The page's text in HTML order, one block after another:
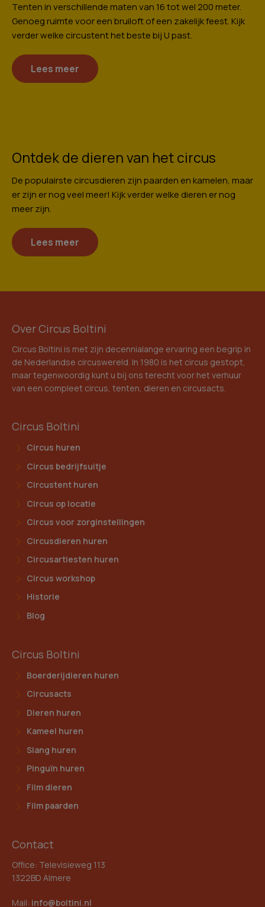
Tenten in verschillende maten van 16 tot wel 200 meter.
Genoeg ruimte voor een bruiloft of een zakelijk feest. Kijk
verder welke circustent het beste bij U past.
Lees meer
Ontdek de dieren van het circus
De populairste circusdieren zijn paarden en kamelen, maar
er zijn er nog veel meer! Kijk verder welke dieren er nog
meer zijn.
Lees meer
Over Circus Boltini
Circus Boltini is met zijn decennialange ervaring een begrip in
de Nederlandse circuswereld. In 1980 is het circus gestopt,
maar tegenwoordig kunt u bij ons terecht voor het verhuur
van een compleet circus, tenten, dieren en circusacts.
Circus Boltini
Circus huren
Circus bedrijfsuitje
Circustent huren
Circus op locatie
Circus voor zorginstellingen
Circusdieren huren
Circusartiesten huren
Circus workshop
Historie
Blog
Circus Boltini
Boerderijdieren huren
Circusacts
Dieren huren
Kameel huren
Slang huren
Pinguïn huren
Film dieren
Film paarden
Contact
Office: Televisieweg 113
1322BD Almere
Mail: info@boltini.nl